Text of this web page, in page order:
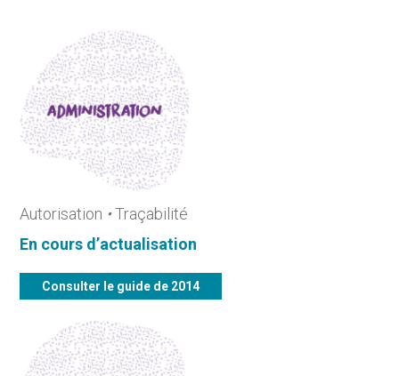
Autorisation •Traçabilité
En cours d’actualisation
Consulter le guide de 2014